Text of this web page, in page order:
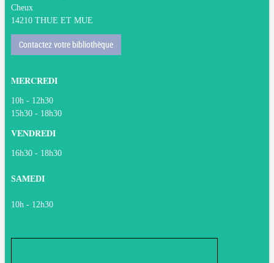
Cheux
14210 THUE ET MUE
Contactez votre bibliothèque
MERCREDI
10h - 12h30
15h30 - 18h30
VENDREDI
16h30 - 18h30
SAMEDI
10h - 12h30